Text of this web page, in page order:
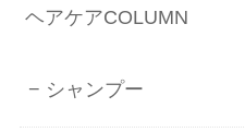
ヘアケアCOLUMN
シャンプー